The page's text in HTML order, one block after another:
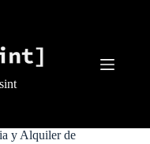
y Alquiler de